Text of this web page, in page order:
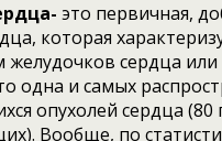
это первичная,
которая
сердца или
одна и самых
опухолей сердца (80
Вообще, по